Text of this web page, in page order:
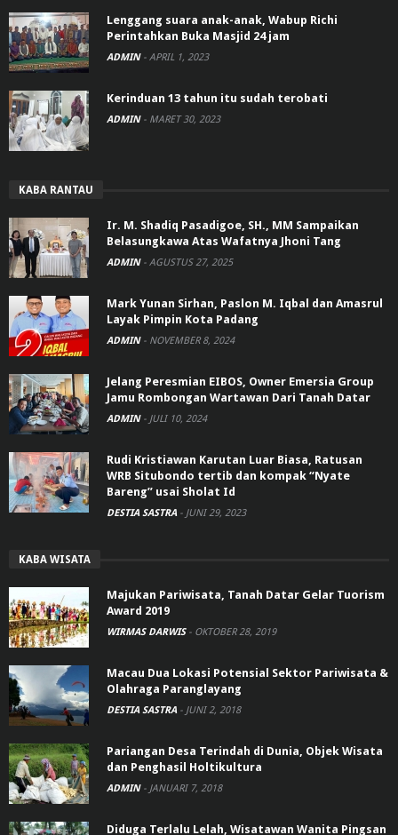
Lenggang suara anak-anak, Wabup Richi
Perintahkan Buka Masjid 24 jam
ADMIN - APRIL 1, 2023
Kerinduan 13 tahun itu sudah terobati
ADMIN - MARET 30, 2023
KABA RANTAU
Ir. M. Shadiq Pasadigoe, SH., MM Sampaikan
Belasungkawa Atas Wafatnya Jhoni Tang
ADMIN - AGUSTUS 27, 2025
Mark Yunan Sirhan, Paslon M. Iqbal dan Amasrul
Layak Pimpin Kota Padang
ADMIN - NOVEMBER 8, 2024
Jelang Peresmian EIBOS, Owner Emersia Group
Jamu Rombongan Wartawan Dari Tanah Datar
ADMIN - JULI 10, 2024
Rudi Kristiawan Karutan Luar Biasa, Ratusan
WRB Situbondo tertib dan kompak “Nyate
Bareng” usai Sholat Id
DESTIA SASTRA - JUNI 29, 2023
KABA WISATA
Majukan Pariwisata, Tanah Datar Gelar Tuorism
Award 2019
WIRMAS DARWIS - OKTOBER 28, 2019
Macau Dua Lokasi Potensial Sektor Pariwisata &
Olahraga Paranglayang
DESTIA SASTRA - JUNI 2, 2018
Pariangan Desa Terindah di Dunia, Objek Wisata
dan Penghasil Holtikultura
ADMIN - JANUARI 7, 2018
Diduga Terlalu Lelah, Wisatawan Wanita Pingsan